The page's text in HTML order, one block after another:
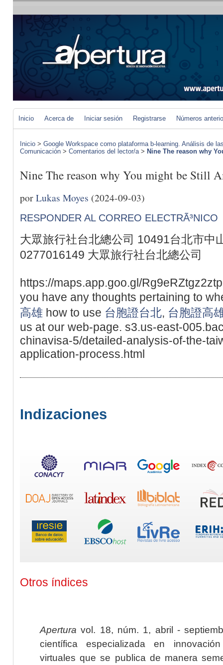
Inicio Acerca de Iniciar sesión Registrarse Números
Inicio > Google Workspace como plataforma b-learning. Análisis de
Comunicación > Comentarios del lector/a> Nine The reason why
Nine The reason why You might be Still
porLukas Moyes (2024-09-03)
RESPONDER AL CORREO ELECTRÃ³NICO
大眾旅行社台北總公司 10491台北市中
0277016149 大眾旅行社台北總公司
https://maps.app.goo.gl/
you have any thoughts pertaining to
高雄 how to use 台胞證台北, 台胞證高
us at our web-page. s3.us-east-
chinavisa-5/detailed-analysis-of-the-
application-process.html
Indizaciones
Otros índices
Apertura vol. 18, núm. 1, abril -
científica especializada en
virtuales que se publica de manera